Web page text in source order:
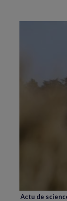
Actu de